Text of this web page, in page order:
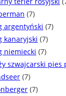
(7)
argentyński (7)
kanaryjski (7)
niemiecki (7)
szwajcarski pies
(7)
(7)